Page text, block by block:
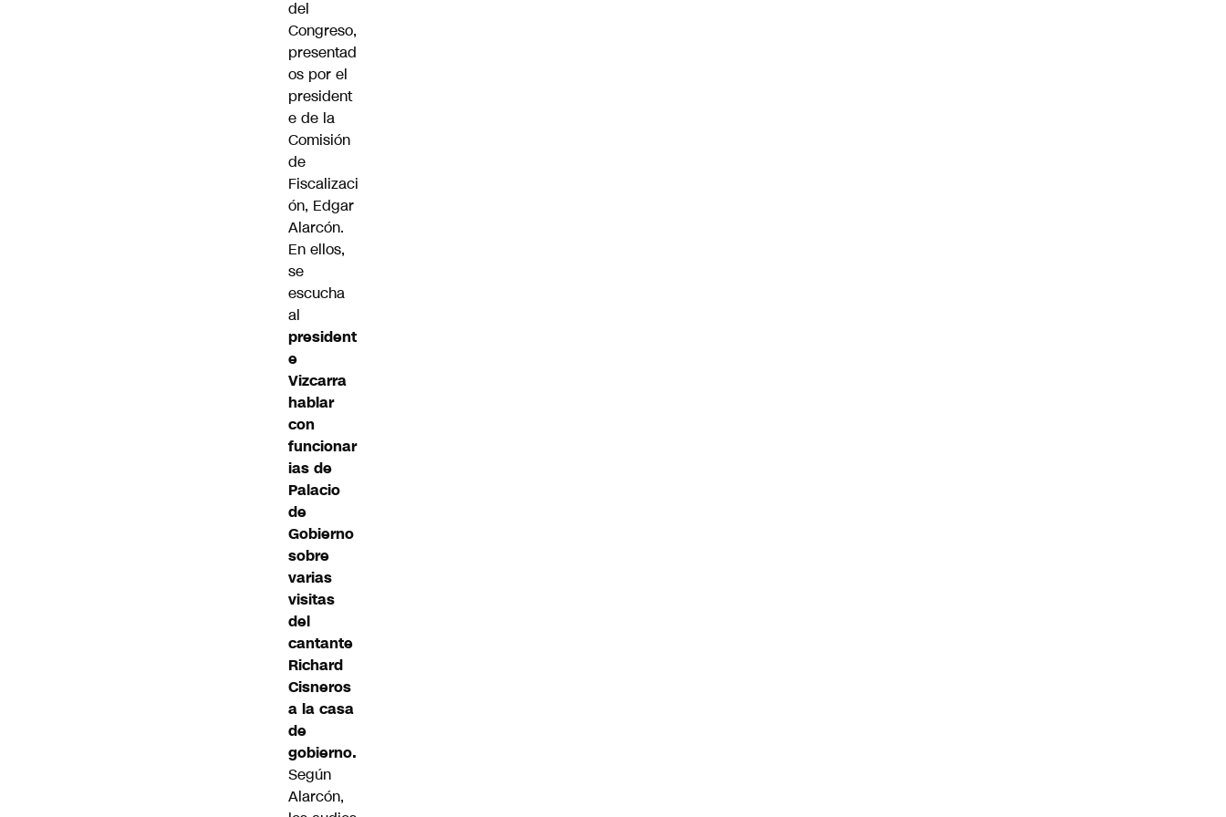
del
Congreso,
presentad
os por el
president
e de la
Comisión
de
Fiscalizaci
ón, Edgar
Alarcón.
En ellos,
se
escucha
al
president
e
Vizcarra
hablar
con
funcionar
ias de
Palacio
de
Gobierno
sobre
varias
visitas
del
cantante
Richard
Cisneros
a la casa
de
gobierno.
Según
Alarcón,